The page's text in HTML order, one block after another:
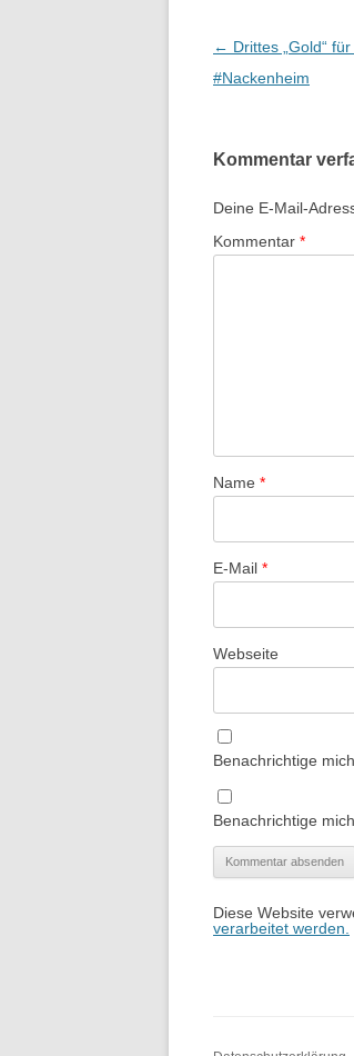
Beitrags-
Navigation
← Drittes „Gold“
#Nackenheim
Kommentar
Deine E-Mail-
Kommentar *
Name *
E-Mail *
Webseite
Benachrichtige
Benachrichtige
Diese Website
verarbeitet werden.